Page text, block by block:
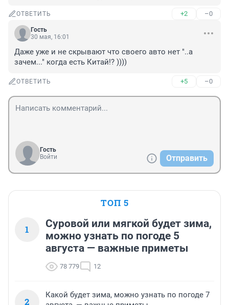
ОТВЕТИТЬ +2 –0
Гость
30 мая, 16:01
Даже уже и не скрывают что своего авто нет "..а
зачем..." когда есть Китай!? ))))
ОТВЕТИТЬ +5 –0
Гость
Войти
Отправить
ТОП 5
1
Суровой или мягкой будет зима,
можно узнать по погоде 5
августа — важные приметы
78 779 12
2
Какой будет зима, можно узнать по погоде 7